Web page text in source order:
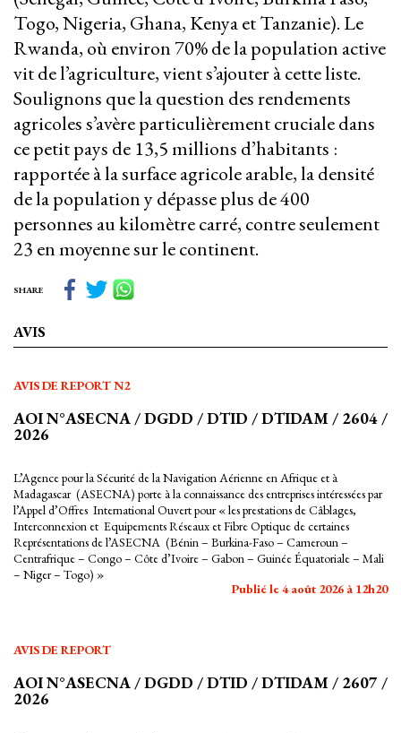
Togo, Nigeria, Ghana, Kenya et Tanzanie). Le
Rwanda, où environ 70% de la population active
vit de l’agriculture, vient s’ajouter à cette liste.
Soulignons que la question des rendements
agricoles s’avère particulièrement cruciale dans
ce petit pays de 13,5 millions d’habitants :
rapportée à la surface agricole arable, la densité
de la population y dépasse plus de 400
personnes au kilomètre carré, contre seulement
23 en moyenne sur le continent.
SHARE
AVIS
AVIS DE REPORT N2
AOI N°ASECNA / DGDD / DTID / DTIDAM / 2604 /
2026
L’Agence pour la Sécurité de la Navigation Aérienne en Afrique et à
Madagascar (ASECNA) porte à la connaissance des entreprises intéressées par
l’Appel d’Offres International Ouvert pour « les prestations de Câblages,
Interconnexion et Equipements Réseaux et Fibre Optique de certaines
Représentations de l’ASECNA (Bénin – Burkina-Faso – Cameroun –
Centrafrique – Congo – Côte d’Ivoire – Gabon – Guinée Équatoriale – Mali
– Niger – Togo) »
Publié le 4 août 2026 à 12h20
AVIS DE REPORT
AOI N°ASECNA / DGDD / DTID / DTIDAM / 2607 /
2026